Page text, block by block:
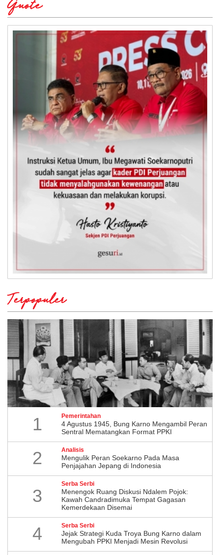
Quote
Terpopuler
1 Pemerintahan
4 Agustus 1945, Bung Karno Mengambil Peran
Sentral Mematangkan Format PPKI
2 Analisis
Mengulik Peran Soekarno Pada Masa
Penjajahan Jepang di Indonesia
3
Serba Serbi
Menengok Ruang Diskusi Ndalem Pojok:
Kawah Candradimuka Tempat Gagasan
Kemerdekaan Disemai
4 Serba Serbi
Jejak Strategi Kuda Troya Bung Karno dalam
Mengubah PPKI Menjadi Mesin Revolusi